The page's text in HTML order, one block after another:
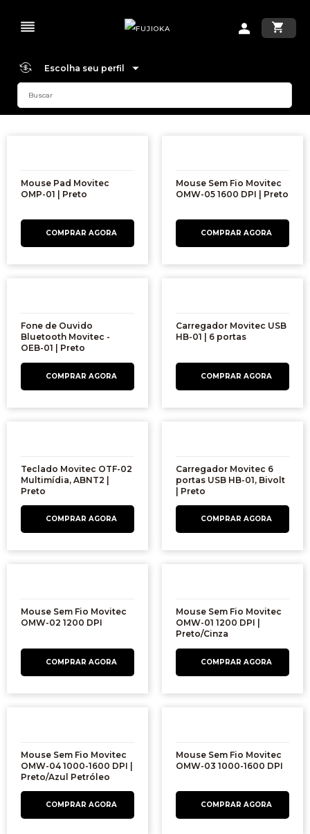
Escolha seu perfil
Mouse Pad Movitec
OMP-01 | Preto
Mouse Sem Fio Movitec
OMW-05 1600 DPI | Preto
Fone de Ouvido
Bluetooth Movitec -
OEB-01 | Preto
Carregador Movitec USB
HB-01 | 6 portas
Teclado Movitec OTF-02
Multimídia, ABNT2 |
Preto
Carregador Movitec 6
portas USB HB-01, Bivolt
| Preto
Mouse Sem Fio Movitec
OMW-02 1200 DPI
Mouse Sem Fio Movitec
OMW-01 1200 DPI |
Preto/Cinza
Mouse Sem Fio Movitec
OMW-04 1000-1600 DPI |
Preto/Azul Petróleo
Mouse Sem Fio Movitec
OMW-03 1000-1600 DPI